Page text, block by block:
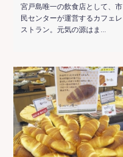
宮戸島唯一の飲食店として、市
民センターが運営するカフェレ
ストラン。元気の源はま…